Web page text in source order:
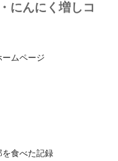
にんにく増しコ
ームページ
を食べた記録